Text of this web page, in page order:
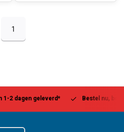
1
dagen geleverd* Bestel nu, betaal